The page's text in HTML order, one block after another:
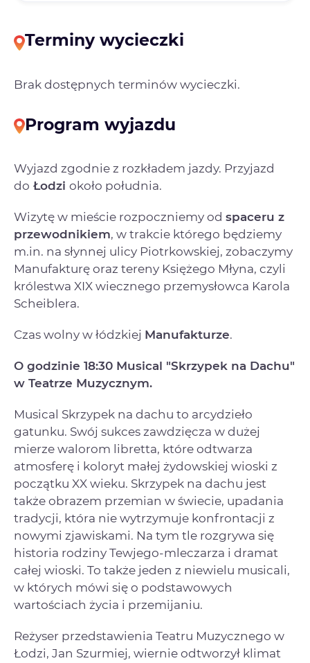
Terminy wycieczki
Brak dostępnych terminów wycieczki.
Program wyjazdu
Wyjazd zgodnie z rozkładem jazdy. Przyjazd
do Łodzi około południa.
Wizytę w mieście rozpoczniemy od spaceru z
przewodnikiem, w trakcie którego będziemy
m.in. na słynnej ulicy Piotrkowskiej, zobaczymy
Manufakturę oraz tereny Księżego Młyna, czyli
królestwa XIX wiecznego przemysłowca Karola
Scheiblera.
Czas wolny w łódzkiej Manufakturze.
O godzinie 18:30 Musical "Skrzypek na Dachu"
w Teatrze Muzycznym.
Musical Skrzypek na dachu to arcydzieło
gatunku. Swój sukces zawdzięcza w dużej
mierze walorom libretta, które odtwarza
atmosferę i koloryt małej żydowskiej wioski z
początku XX wieku. Skrzypek na dachu jest
także obrazem przemian w świecie, upadania
tradycji, która nie wytrzymuje konfrontacji z
nowymi zjawiskami. Na tym tle rozgrywa się
historia rodziny Tewjego-mleczarza i dramat
całej wioski. To także jeden z niewielu musicali,
w których mówi się o podstawowych
wartościach życia i przemijaniu.
Reżyser przedstawienia Teatru Muzycznego w
Łodzi, Jan Szurmiej, wiernie odtworzył klimat